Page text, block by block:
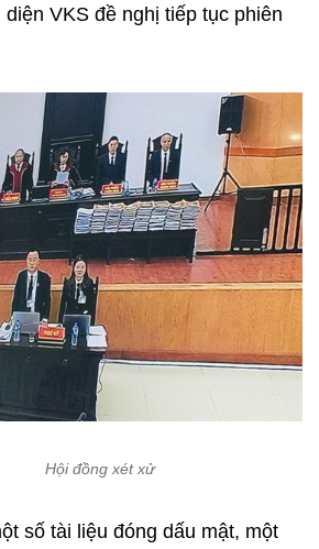
VKS đề nghị tiếp tục phiên
Hội đồng xét xử
số tài liệu đóng dấu mật, một